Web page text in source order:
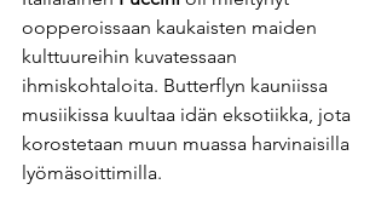
oopperoissaan kaukaisten maiden
kulttuureihin kuvatessaan
ihmiskohtaloita. Butterflyn kauniissa
musiikissa kuultaa idän eksotiikka, jota
korostetaan muun muassa harvinaisilla
lyömäsoittimilla.